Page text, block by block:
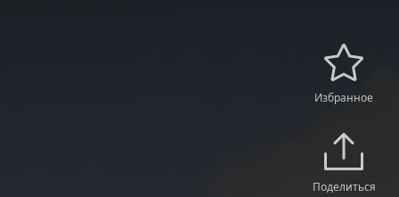
Избранное
Поделиться